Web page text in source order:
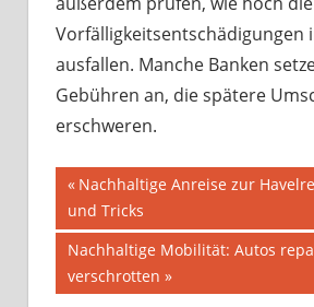
Vorfälligkeitsentschädigungen
ausfallen. Manche Banken
Gebühren an, die spätere
erschweren.
Vorheriger
Beitrag:
Nachhaltige Anreise zur
und Tricks
Nächster
Beitrag:
Nachhaltige Mobilität: Autos
verschrotten